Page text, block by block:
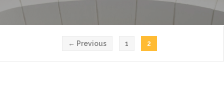
← Previous 1 2